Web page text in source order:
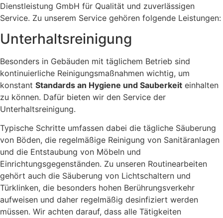
Dienstleistung GmbH für Qualität und zuverlässigen
Service. Zu unserem Service gehören folgende Leistungen:
Unterhaltsreinigung
Besonders in Gebäuden mit täglichem Betrieb sind
kontinuierliche Reinigungsmaßnahmen wichtig, um
konstant Standards an Hygiene und Sauberkeit einhalten
zu können. Dafür bieten wir den Service der
Unterhaltsreinigung.
Typische Schritte umfassen dabei die tägliche Säuberung
von Böden, die regelmäßige Reinigung von Sanitäranlagen
und die Entstaubung von Möbeln und
Einrichtungsgegenständen. Zu unseren Routinearbeiten
gehört auch die Säuberung von Lichtschaltern und
Türklinken, die besonders hohen Berührungsverkehr
aufweisen und daher regelmäßig desinfiziert werden
müssen. Wir achten darauf, dass alle Tätigkeiten